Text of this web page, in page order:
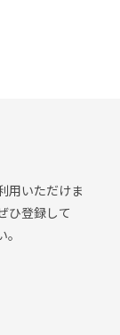
用いただけま
ひ登録して